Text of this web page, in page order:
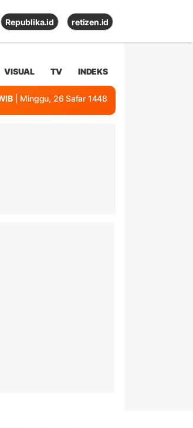
Republika.id retizen.id
VISUAL TV INDEKS
| Minggu, 26 Safar 1448